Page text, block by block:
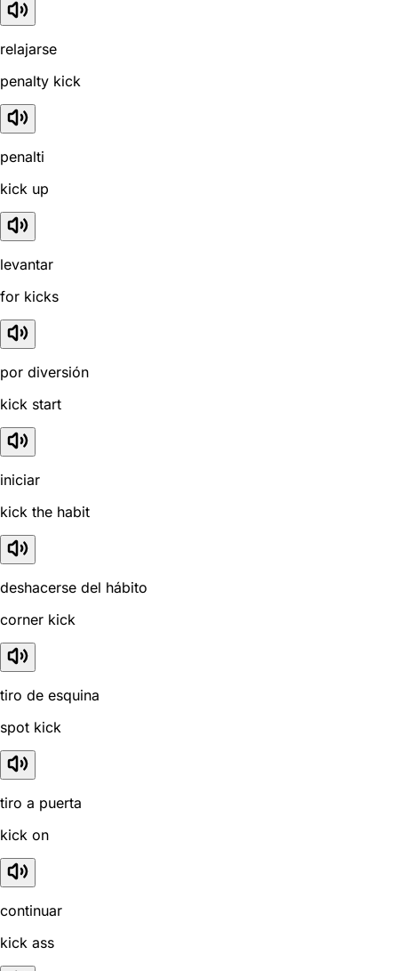
relajarse
penalty kick
penalti
kick up
levantar
for kicks
por diversión
kick start
iniciar
kick the habit
deshacerse del hábito
corner kick
tiro de esquina
spot kick
tiro a puerta
kick on
continuar
kick ass